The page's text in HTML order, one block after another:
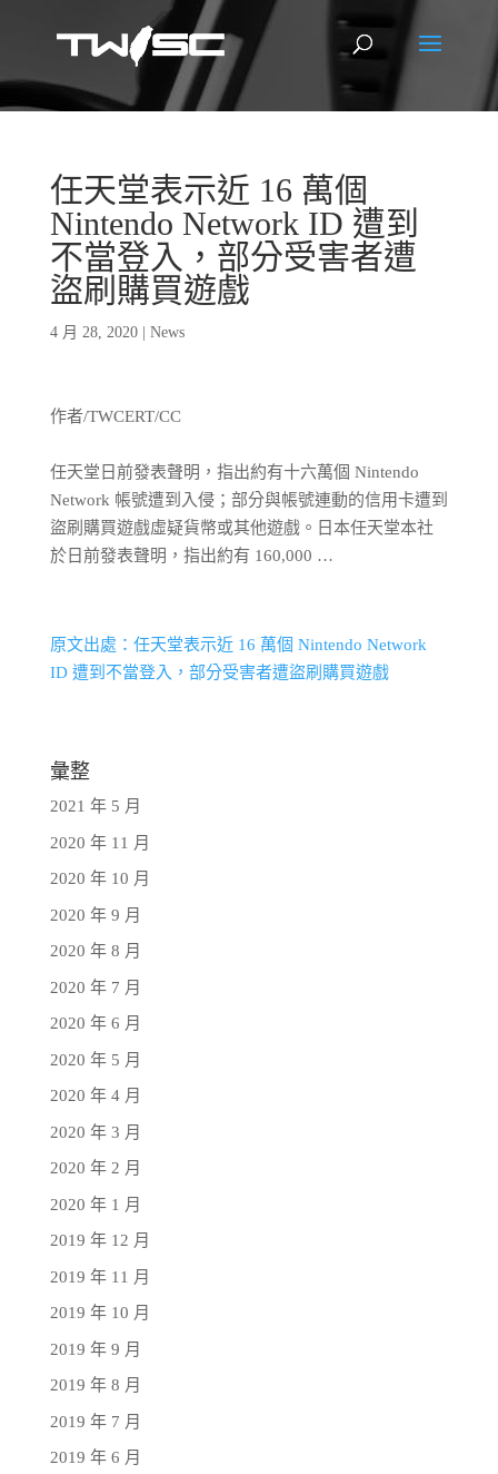
任天堂表示近 16 萬個
Nintendo Network ID 遭到
不當登入，部分受害者遭
盜刷購買遊戲
4 月 28, 2020| News
作者/TWCERT/CC
任天堂日前發表聲明，指出約有十六萬個 Nintendo
Network 帳號遭到入侵；部分與帳號連動的信用卡遭到
盜刷購買遊戲虛疑貨幣或其他遊戲。日本任天堂本社
於日前發表聲明，指出約有 160,000 …
原文出處：任天堂表示近 16 萬個 Nintendo Network
ID 遭到不當登入，部分受害者遭盜刷購買遊戲
彙整
2021 年 5 月
2020 年 11 月
2020 年 10 月
2020 年 9 月
2020 年 8 月
2020 年 7 月
2020 年 6 月
2020 年 5 月
2020 年 4 月
2020 年 3 月
2020 年 2 月
2020 年 1 月
2019 年 12 月
2019 年 11 月
2019 年 10 月
2019 年 9 月
2019 年 8 月
2019 年 7 月
2019 年 6 月